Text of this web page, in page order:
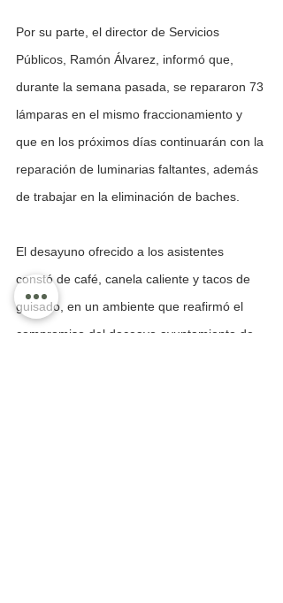
Por su parte, el director de Servicios
Públicos, Ramón Álvarez, informó que,
durante la semana pasada, se repararon 73
lámparas en el mismo fraccionamiento y
que en los próximos días continuarán con la
reparación de luminarias faltantes, además
de trabajar en la eliminación de baches.
El desayuno ofrecido a los asistentes
constó de café, canela caliente y tacos de
guisado, en un ambiente que reafirmó el
compromiso del doceavo ayuntamiento de